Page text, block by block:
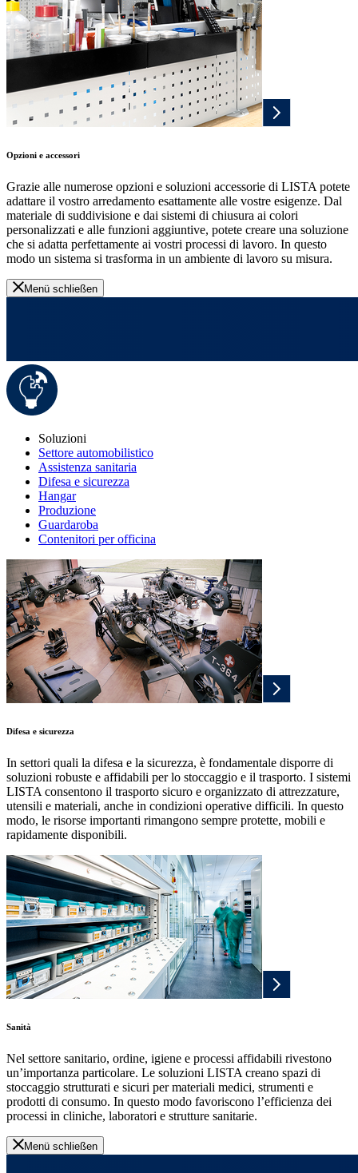
Opzioni e accessori
Grazie alle numerose opzioni e soluzioni accessorie di LISTA potete
adattare il vostro arredamento esattamente alle vostre esigenze. Dal
materiale di suddivisione e dai sistemi di chiusura ai colori
personalizzati e alle funzioni aggiuntive, potete creare una soluzione
che si adatta perfettamente ai vostri processi di lavoro. In questo
modo un sistema si trasforma in un ambiente di lavoro su misura.
Menü schließen
Soluzioni
Settore automobilistico
Assistenza sanitaria
Difesa e sicurezza
Hangar
Produzione
Guardaroba
Contenitori per officina
Difesa e sicurezza
In settori quali la difesa e la sicurezza, è fondamentale disporre di
soluzioni robuste e affidabili per lo stoccaggio e il trasporto. I sistemi
LISTA consentono il trasporto sicuro e organizzato di attrezzature,
utensili e materiali, anche in condizioni operative difficili. In questo
modo, le risorse importanti rimangono sempre protette, mobili e
rapidamente disponibili.
Sanità
Nel settore sanitario, ordine, igiene e processi affidabili rivestono
un’importanza particolare. Le soluzioni LISTA creano spazi di
stoccaggio strutturati e sicuri per materiali medici, strumenti e
prodotti di consumo. In questo modo favoriscono l’efficienza dei
processi in cliniche, laboratori e strutture sanitarie.
Menü schließen